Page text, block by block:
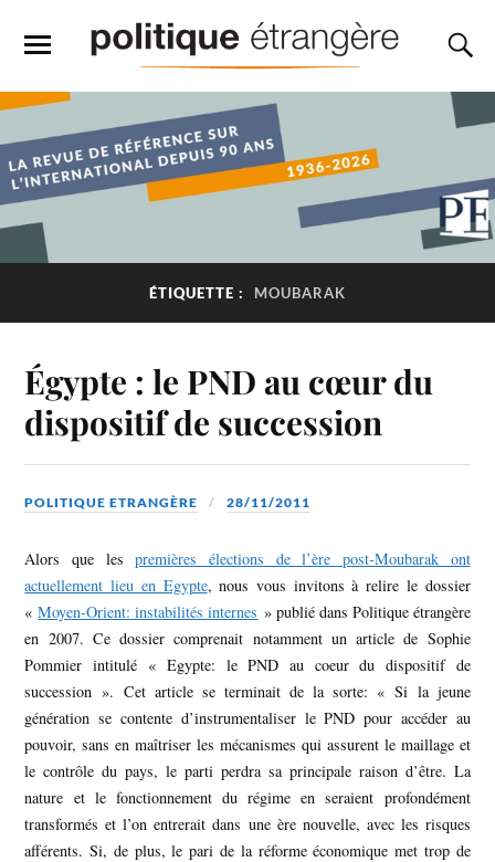
ÉTIQUETTE : MOUBARAK
Égypte : le PND au cœur du
dispositif de succession
POLITIQUE ETRANGÈRE 28/11/2011
Alors que lespremières élections de l’ère post-Moubarak ont
actuellement lieu en Egypte, nous vous invitons à relire le dossier
«Moyen-Orient: instabilités internes » publié dans Politique étrangère
en 2007. Ce dossier comprenait notamment un article de Sophie
Pommier intitulé « Egypte: le PND au coeur du dispositif de
succession ». Cet article se terminait de la sorte: « Si la jeune
génération se contente d’instrumentaliser le PND pour accéder au
pouvoir, sans en maîtriser les mécanismes qui assurent le maillage et
le contrôle du pays, le parti perdra sa principale raison d’être. La
nature et le fonctionnement du régime en seraient profondément
transformés et l’on entrerait dans une ère nouvelle, avec les risques
afférents. Si, de plus, le pari de la réforme économique met trop de